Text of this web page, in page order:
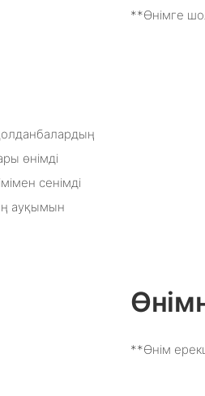
**Өнімге
өнімді
сенімді
ауқымын
**Өнім